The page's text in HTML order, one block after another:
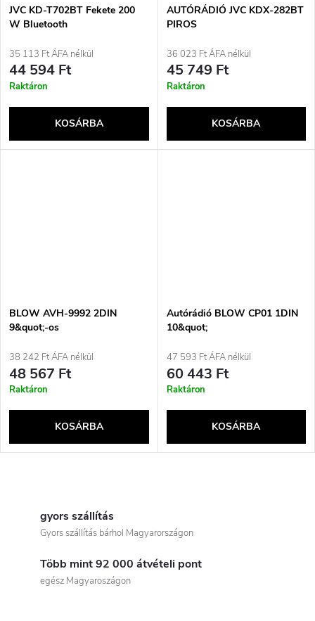
JVC KD-T702BT Fekete 200
W Bluetooth
35 113 Ft ÁFA nélkül
44 594 Ft
Raktáron
KOSÁRBA
AUTÓRÁDIÓ JVC KDX-282BT
PIROS
36 023 Ft ÁFA nélkül
45 749 Ft
Raktáron
KOSÁRBA
BLOW AVH-9992 2DIN
9&quot;-os
rádió
38 242 Ft ÁFA nélkül
48 567 Ft
Raktáron
KOSÁRBA
Autórádió BLOW CP01 1DIN
10&quot;
forgatható
47 593 Ft ÁFA nélkül
60 443 Ft
Raktáron
KOSÁRBA
gyors szállítás
Gyors szállítás bárhol Magyarországon
Több mint 92 000 átvételi pont
egész Magyaroszágon